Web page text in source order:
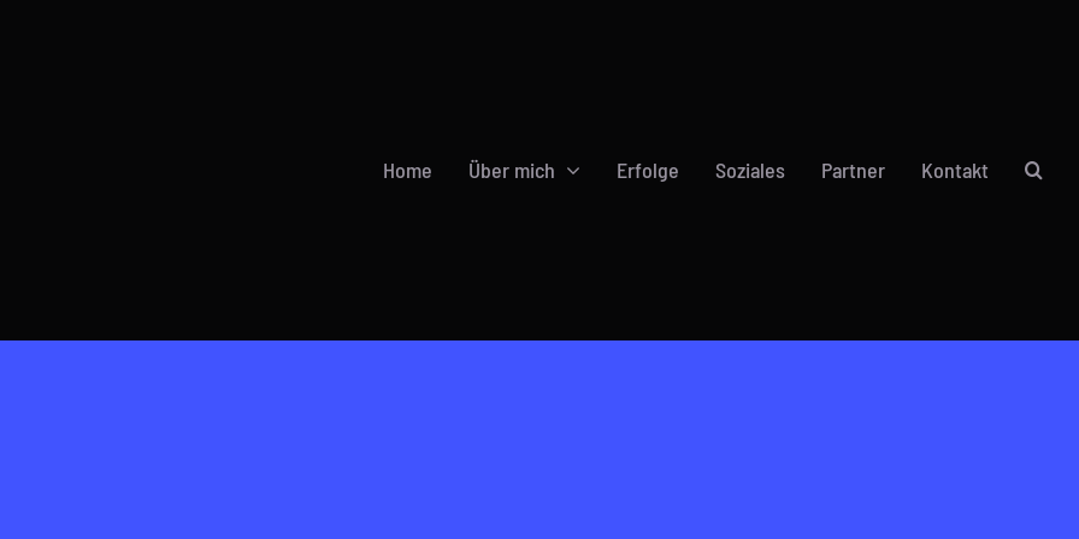
Home Über mich Erfolge Soziales Partner Kontakt